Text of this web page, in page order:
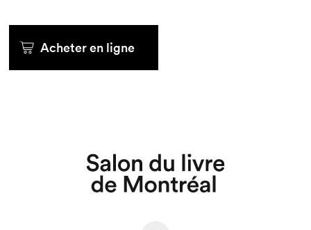
Acheter en ligne